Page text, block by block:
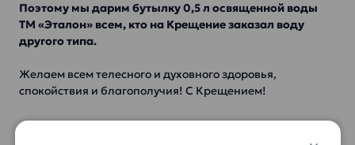
Поэтому мы дарим бутылку 0,5 л освященной воды
ТМ «Эталон» всем, кто на Крещение заказал воду
другого типа.
Желаем всем телесного и духовного здоровья,
спокойствия и благополучия! С Крещением!